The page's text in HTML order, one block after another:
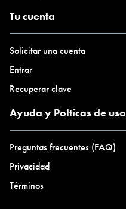
Tu cuenta
Solicitar una cuenta
Entrar
Recuperar clave
Ayuda y Polticas de uso
Preguntas frecuentes (FAQ)
Privacidad
Términos